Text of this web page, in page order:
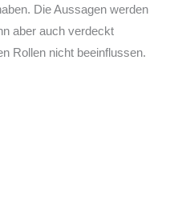
Die Aussagen werden
aber auch verdeckt
Rollen nicht beeinflussen.